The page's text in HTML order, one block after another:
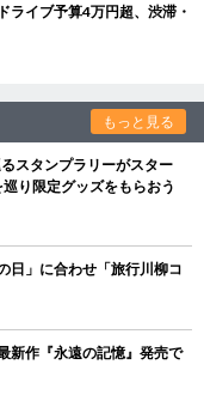
イブ予算4万円超、渋滞・
もっと見る
スタンプラリーがスター
り限定グッズをもらおう
」に合わせ「旅行川柳コ
新作『永遠の記憶』発売で